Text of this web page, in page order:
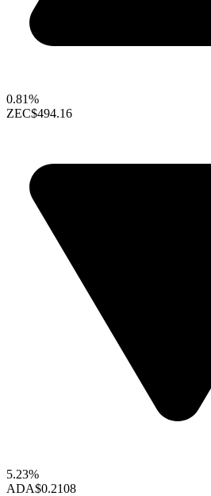
0.81%
ZEC$494.16
5.23%
ADA$0.2108